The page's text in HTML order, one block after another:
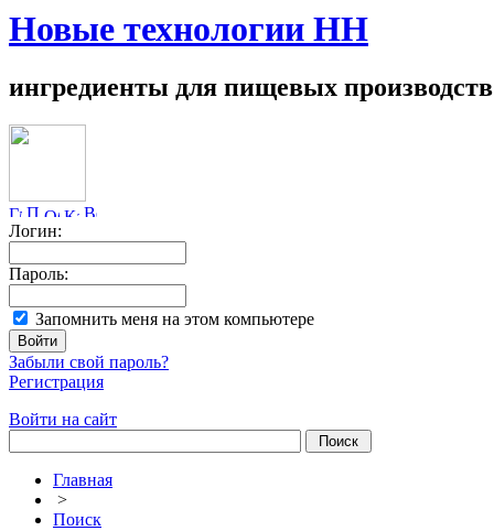
Новые технологии НН
ингредиенты для пищевых производств
Логин:
Пароль:
Запомнить меня на этом компьютере
Забыли свой пароль?
Регистрация
Войти на сайт
Главная
>
Поиск